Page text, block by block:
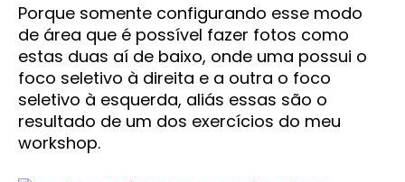
Porque somente configurando esse modo
de área que é possível fazer fotos como
estas duas aí de baixo, onde uma possui o
foco seletivo à direita e a outra o foco
seletivo à esquerda, aliás essas são o
resultado de um dos exercícios do meu
workshop.